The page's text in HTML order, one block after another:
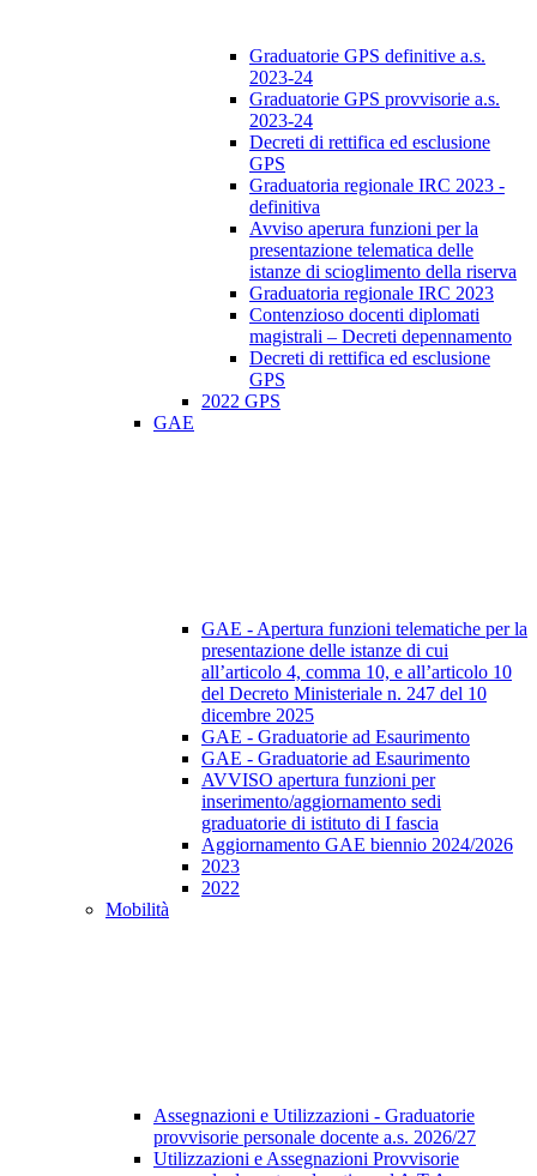
Graduatorie GPS definitive a.s.
2023-24
Graduatorie GPS provvisorie a.s.
2023-24
Decreti di rettifica ed esclusione
GPS
Graduatoria regionale IRC 2023 -
definitiva
Avviso aperura funzioni per la
presentazione telematica delle
istanze di scioglimento della riserva
Graduatoria regionale IRC 2023
Contenzioso docenti diplomati
magistrali – Decreti depennamento
Decreti di rettifica ed esclusione
GPS
2022 GPS
GAE
GAE - Apertura funzioni telematiche per la
presentazione delle istanze di cui
all’articolo 4, comma 10, e all’articolo 10
del Decreto Ministeriale n. 247 del 10
dicembre 2025
GAE - Graduatorie ad Esaurimento
GAE - Graduatorie ad Esaurimento
AVVISO apertura funzioni per
inserimento/aggiornamento sedi
graduatorie di istituto di I fascia
Aggiornamento GAE biennio 2024/2026
2023
2022
Mobilità
Assegnazioni e Utilizzazioni - Graduatorie
provvisorie personale docente a.s. 2026/27
Utilizzazioni e Assegnazioni Provvisorie